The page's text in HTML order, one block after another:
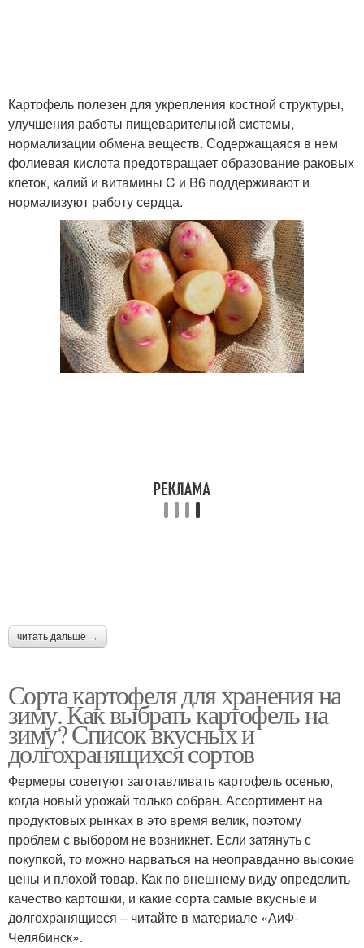
Картофель полезен для укрепления костной структуры,
улучшения работы пищеварительной системы,
нормализации обмена веществ. Содержащаяся в нем
фолиевая кислота предотвращает образование раковых
клеток, калий и витамины C и B6 поддерживают и
нормализуют работу сердца.
читать дальше →
Сорта картофеля для хранения на
зиму. Как выбрать картофель на
зиму? Список вкусных и
долгохранящихся сортов
Фермеры советуют заготавливать картофель осенью,
когда новый урожай только собран. Ассортимент на
продуктовых рынках в это время велик, поэтому
проблем с выбором не возникнет. Если затянуть с
покупкой, то можно нарваться на неоправданно высокие
цены и плохой товар. Как по внешнему виду определить
качество картошки, и какие сорта самые вкусные и
долгохранящиеся – читайте в материале «АиФ-
Челябинск».